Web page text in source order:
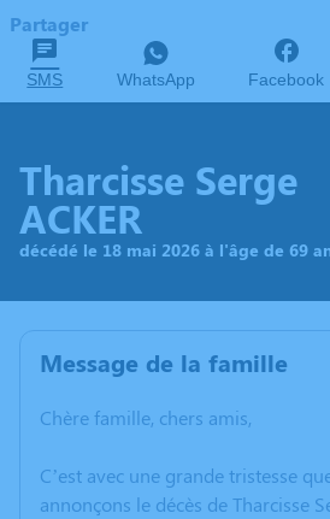
Partager
SMS WhatsApp Facebook
Tharcisse Serge
ACKER
décédé le 18 mai 2026 à l'âge de 69
Message de la famille
Chère famille, chers amis,
C’est avec une grande tristesse
annonçons le décès de Tharcisse